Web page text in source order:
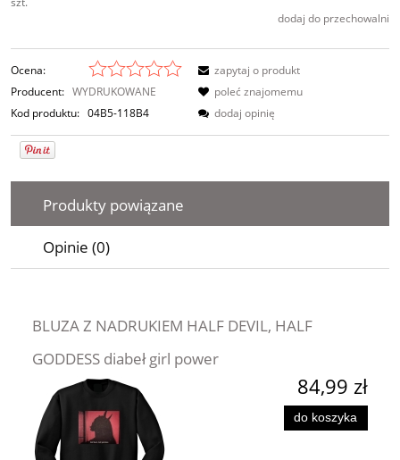
dodaj do przechowalni
Ocena:
Producent: WYDRUKOWANE
Kod produktu: 04B5-118B4
zapytaj o produkt
poleć znajomemu
dodaj opinię
Produkty powiązane
Opinie (0)
BLUZA Z NADRUKIEM HALF DEVIL, HALF
GODDESS diabeł girl power
84,99 zł
do koszyka